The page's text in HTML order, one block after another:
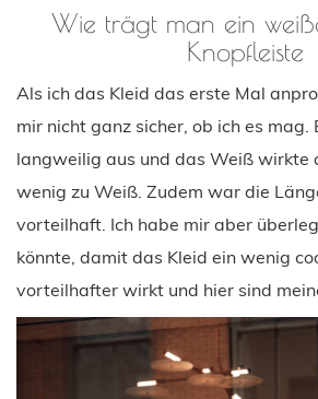
Wie trägt man ein
Knopfleiste
Als ich das Kleid das erste Mal
mir nicht ganz sicher, ob ich es mag.
langweilig aus und das Weiß wirkte
wenig zu Weiß. Zudem war die
vorteilhaft. Ich habe mir aber
könnte, damit das Kleid ein wenig
vorteilhafter wirkt und hier sind